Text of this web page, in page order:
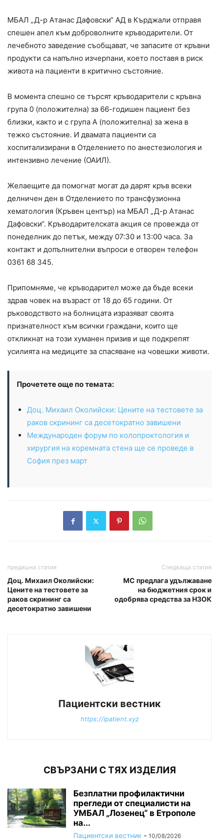
МБАЛ „Д-р Атанас Дафовски“ АД в Кърджали отправя
спешен апел към доброволните кръводарители. От
лечебното заведение съобщават, че запасите от кръвни
продукти са напълно изчерпани, което поставя в риск
живота на пациенти в критично състояние.
В момента спешно се търсят кръводарители с кръвна
група 0 (положителна) за 66-годишен пациент без
близки, както и с група А (положителна) за жена в
тежко състояние. И двамата пациенти са
хоспитализирани в Отделението по анестезиология и
интензивно лечение (ОАИЛ).
Желаещите да помогнат могат да дарят кръв всеки
делничен ден в Отделението по трансфузионна
хематология (Кръвен център) на МБАЛ „Д-р Атанас
Дафовски“. Кръводарителската акция се провежда от
понеделник до петък, между 07:30 и 13:00 часа. За
контакт и допълнителни въпроси е отворен телефон
0361 68 345.
Припомняме, че кръводарител може да бъде всеки
здрав човек на възраст от 18 до 65 години. От
ръководството на болницата изразяват своята
признателност към всички граждани, които ще
откликнат на този хуманен призив и ще подкрепят
усилията на медиците за спасяване на човешки животи.
Прочетете още по темата:
Доц. Михаил Околийски: Цените на тестовете за
раков скрининг са десетократно завишени
Международен форум по колопроктология и
хирургия на коремната стена ще се проведе в
София през март
предишна статия
Доц. Михаил Околийски:
Цените на тестовете за
раков скрининг са
десетократно завишени
Следваща статия
МС предлага удължаване
на бюджетния срок и
одобрява средства за НЗОК
Пациентски вестник
https://ipatient.xyz
СВЪРЗАНИ С ТЯХ ИЗДЕЛИЯ
Безплатни профилактични
прегледи от специалисти на
УМБАЛ „Лозенец“ в Етрополе
на...
Пациентски вестник - 10/08/2026